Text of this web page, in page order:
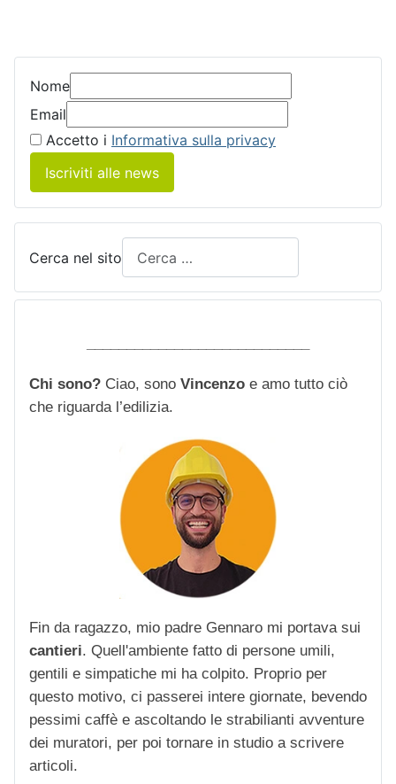
Nome
Email
Accetto i Informativa sulla privacy
Iscriviti alle news
Cerca nel sito
Chi sono? Ciao, sono Vincenzo e amo tutto ciò
che riguarda l’edilizia.
Fin da ragazzo, mio padre Gennaro mi portava sui
cantieri. Quell'ambiente fatto di persone umili,
gentili e simpatiche mi ha colpito. Proprio per
questo motivo, ci passerei intere giornate, bevendo
pessimi caffè e ascoltando le strabilianti avventure
dei muratori, per poi tornare in studio a scrivere
articoli.